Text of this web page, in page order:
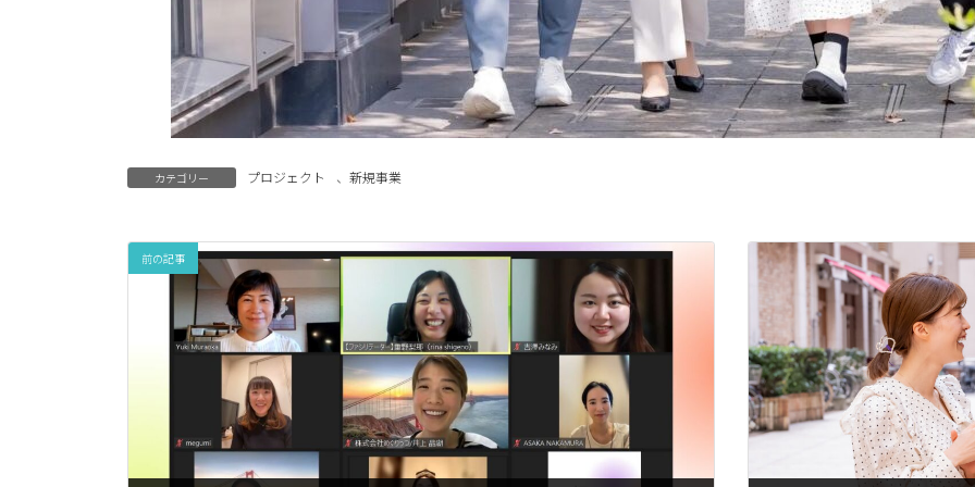
カテゴリー プロジェクト 、 新規事業
前の記事